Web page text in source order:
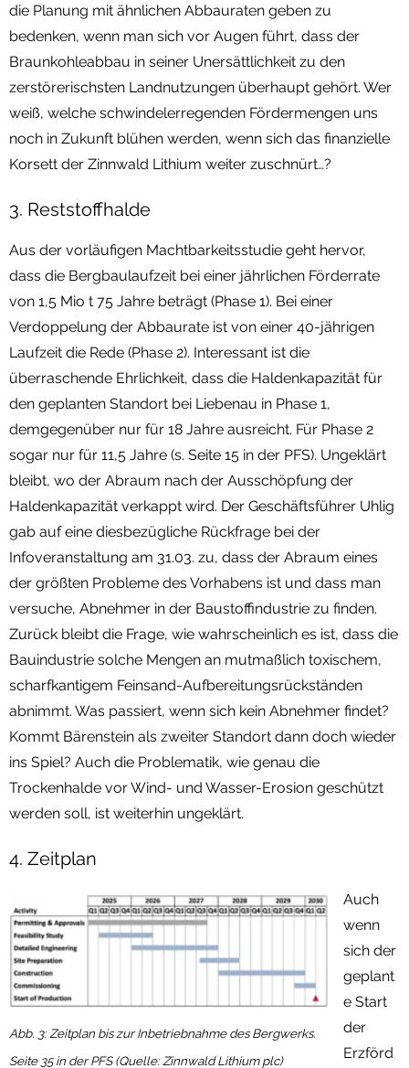
die Planung mit ähnlichen Abbauraten geben zu
bedenken, wenn man sich vor Augen führt, dass der
Braunkohleabbau in seiner Unersättlichkeit zu den
zerstörerischsten Landnutzungen überhaupt gehört. Wer
weiß, welche schwindelerregenden Fördermengen uns
noch in Zukunft blühen werden, wenn sich das finanzielle
Korsett der Zinnwald Lithium weiter zuschnürt…?
3. Reststoffhalde
Aus der vorläufigen Machtbarkeitsstudie geht hervor,
dass die Bergbaulaufzeit bei einer jährlichen Förderrate
von 1,5 Mio t 75 Jahre beträgt (Phase 1). Bei einer
Verdoppelung der Abbaurate ist von einer 40-jährigen
Laufzeit die Rede (Phase 2). Interessant ist die
überraschende Ehrlichkeit, dass die Haldenkapazität für
den geplanten Standort bei Liebenau in Phase 1,
demgegenüber nur für 18 Jahre ausreicht. Für Phase 2
sogar nur für 11,5 Jahre (s. Seite 15 in der PFS). Ungeklärt
bleibt, wo der Abraum nach der Ausschöpfung der
Haldenkapazität verkappt wird. Der Geschäftsführer Uhlig
gab auf eine diesbezügliche Rückfrage bei der
Infoveranstaltung am 31.03. zu, dass der Abraum eines
der größten Probleme des Vorhabens ist und dass man
versuche, Abnehmer in der Baustoffindustrie zu finden.
Zurück bleibt die Frage, wie wahrscheinlich es ist, dass die
Bauindustrie solche Mengen an mutmaßlich toxischem,
scharfkantigem Feinsand-Aufbereitungsrückständen
abnimmt. Was passiert, wenn sich kein Abnehmer findet?
Kommt Bärenstein als zweiter Standort dann doch wieder
ins Spiel? Auch die Problematik, wie genau die
Trockenhalde vor Wind- und Wasser-Erosion geschützt
werden soll, ist weiterhin ungeklärt.
4. Zeitplan
Abb. 3: Zeitplan bis zur Inbetriebnahme des Bergwerks.
Seite 35 in der PFS (Quelle: Zinnwald Lithium plc)
Auch
wenn
sich der
geplant
e Start
der
Erzförd